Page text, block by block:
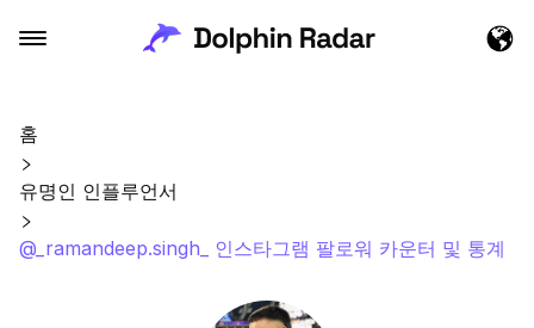
홈
유명인 인플루언서
@_ramandeep.singh_ 인스타그램 팔로워 카운터 및 통계